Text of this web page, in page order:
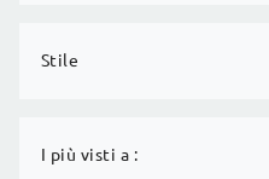
Stile
I più visti a :